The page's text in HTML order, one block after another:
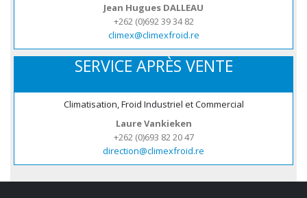
Jean Hugues DALLEAU
+262 (0)692 39 34 82
climex@climexfroid.re
SERVICE APRÈS VENTE
Climatisation, Froid Industriel et Commercial
Laure Vankieken
+262 (0)693 82 20 47
direction@climexfroid.re